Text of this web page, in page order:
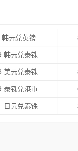
韩元兑英镑
韩元兑泰铢
美元兑泰铢
泰铢兑港币
日元兑泰铢